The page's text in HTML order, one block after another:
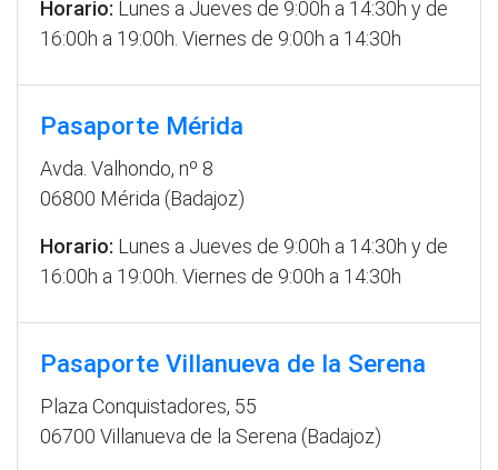
Horario: Lunes a Jueves de 9:00h a 14:30h y de
16:00h a 19:00h. Viernes de 9:00h a 14:30h
Pasaporte Mérida
Avda. Valhondo, nº 8
06800 Mérida (Badajoz)
Horario: Lunes a Jueves de 9:00h a 14:30h y de
16:00h a 19:00h. Viernes de 9:00h a 14:30h
Pasaporte Villanueva de la Serena
Plaza Conquistadores, 55
06700 Villanueva de la Serena (Badajoz)